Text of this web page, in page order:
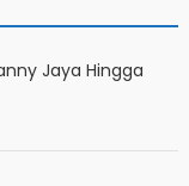
Jaya Hingga